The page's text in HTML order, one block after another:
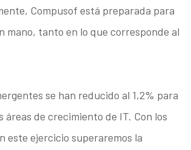
Compusof está preparada para
tanto en lo que corresponde al
se han reducido al 1,2% para
áreas de crecimiento de IT. Con los
este ejercicio superaremos la